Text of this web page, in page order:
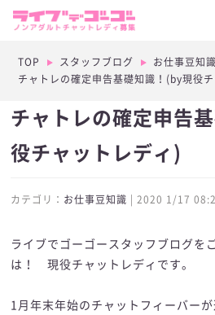
TOP スタッフブログ
お仕事豆知識
チャトレの確定申告基礎知識！(by現役
チャトレの確定申告
役チャットレディ)
カテゴリ： お仕事豆知識 | 2020 1/17
ライブでゴーゴースタッフブログを
は！ 現役チャットレディです。
1月年末年始のチャットフィーバー